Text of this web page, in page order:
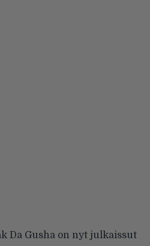
Da Gusha on nyt julkaissut